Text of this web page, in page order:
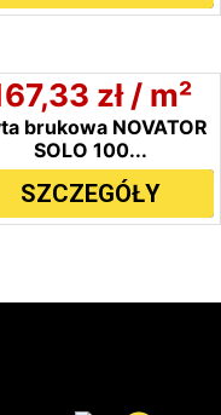
zł / m²
brukowa NOVATOR
SOLO 100...
SZCZEGÓŁY